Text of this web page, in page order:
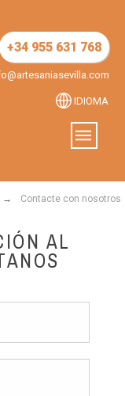
+34 955 631 768
IDIOMA
Contacte con nosotros
AL